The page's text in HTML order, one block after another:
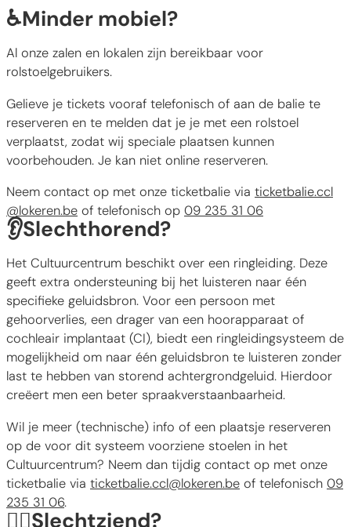
♿Minder mobiel?
Al onze zalen en lokalen zijn bereikbaar voor
rolstoelgebruikers.
Gelieve je tickets vooraf telefonisch of aan de balie te
reserveren en te melden dat je je met een rolstoel
verplaatst, zodat wij speciale plaatsen kunnen
voorbehouden. Je kan niet online reserveren.
Neem contact op met onze ticketbalie via ticketbalie.ccl
@lokeren.be of telefonisch op 09 235 31 06
👂Slechthorend?
Het Cultuurcentrum beschikt over een ringleiding. Deze
geeft extra ondersteuning bij het luisteren naar één
specifieke geluidsbron. Voor een persoon met
gehoorverlies, een drager van een hoorapparaat of
cochleair implantaat (CI), biedt een ringleidingsysteem de
mogelijkheid om naar één geluidsbron te luisteren zonder
last te hebben van storend achtergrondgeluid. Hierdoor
creëert men een beter spraakverstaanbaarheid.
Wil je meer (technische) info of een plaatsje reserveren
op de voor dit systeem voorziene stoelen in het
Cultuurcentrum? Neem dan tijdig contact op met onze
ticketbalie via ticketbalie.ccl@lokeren.be of telefonisch 09
235 31 06.
🐕‍🦺Slechtziend?